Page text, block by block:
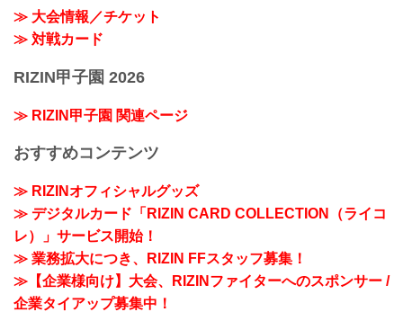
≫ 大会情報／チケット
≫ 対戦カード
RIZIN甲子園 2026
≫ RIZIN甲子園 関連ページ
おすすめコンテンツ
≫ RIZINオフィシャルグッズ
≫ デジタルカード「RIZIN CARD COLLECTION（ライコ
レ）」サービス開始！
≫ 業務拡大につき、RIZIN FFスタッフ募集！
≫【企業様向け】大会、RIZINファイターへのスポンサー /
企業タイアップ募集中！